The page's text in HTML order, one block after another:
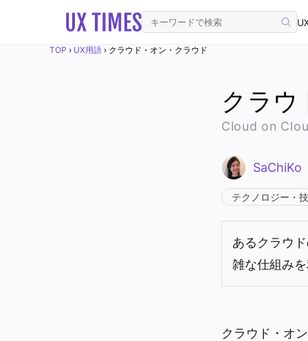
TOP › UX用語 › クラウド・オン・クラウド
クラ
Cloud on
SaChiKo
テクノロジー・
あるクラウ
雑な仕組み
クラウド・オ